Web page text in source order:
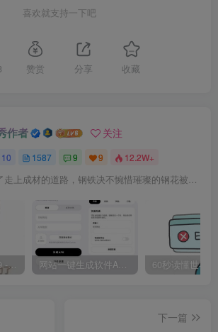
喜欢就支持一下吧
赞赏 分享 收藏
作者 关注
10 1587 9 9 12.2W+
为了走上成材的道路，钢铁决不惋惜璀璨的钢花被遗弃
朔风下载25110109 -磁力下载神器-去VIP限制版本 网站一键生成软件APP 完美版 同时支持打包html文件
下一篇